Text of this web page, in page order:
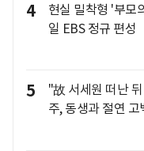
4
현실 밀착형 '부모
일 EBS 정규 편성
5
"故 서세원 떠난
주, 동생과 절연 고